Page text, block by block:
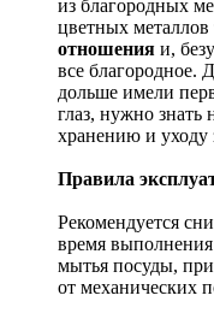
из благородных
цветных металлов
отношения и,
все благородное.
дольше имели
глаз, нужно знать
хранению и
Правила
Рекомендуется
время
мытья посуды,
от механических